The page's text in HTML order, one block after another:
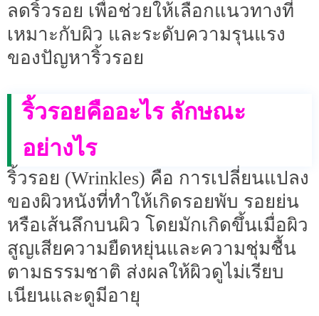
ลดริ้วรอย เพื่อช่วยให้เลือกแนวทางที่
เหมาะกับผิว และระดับความรุนแรง
ของปัญหาริ้วรอย
ริ้วรอยคืออะไร ลักษณะ
อย่างไร
ริ้วรอย (Wrinkles) คือ การเปลี่ยนแปลง
ของผิวหนังที่ทำให้เกิดรอยพับ รอยย่น
หรือเส้นลึกบนผิว โดยมักเกิดขึ้นเมื่อผิว
สูญเสียความยืดหยุ่นและความชุ่มชื้น
ตามธรรมชาติ ส่งผลให้ผิวดูไม่เรียบ
เนียนและดูมีอายุ